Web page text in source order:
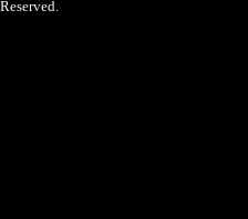
Reserved.